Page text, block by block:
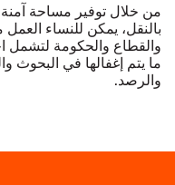
من خلال توفير مساحة آمنة
بالنقل، يمكن للنساء العمل
والقطاع والحكومة لتشمل
ما يتم إغفالها في البحوث
والرصد.